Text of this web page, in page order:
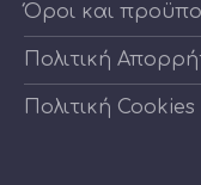
Όροι και
Πολιτική
Πολιτική Cookies